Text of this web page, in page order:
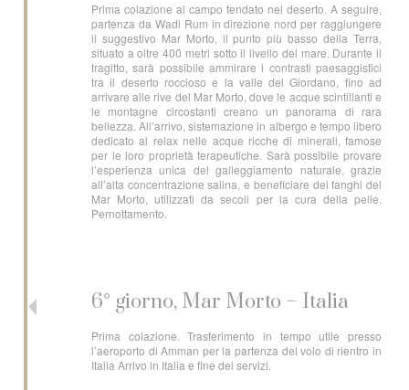
Prima colazione al campo tendato nel deserto. A seguire,
partenza da Wadi Rum in direzione nord per raggiungere
il suggestivo Mar Morto, il punto più basso della Terra,
situato a oltre 400 metri sotto il livello del mare. Durante il
tragitto, sarà possibile ammirare i contrasti paesaggistici
tra il deserto roccioso e la valle del Giordano, fino ad
arrivare alle rive del Mar Morto, dove le acque scintillanti e
le montagne circostanti creano un panorama di rara
bellezza. All’arrivo, sistemazione in albergo e tempo libero
dedicato al relax nelle acque ricche di minerali, famose
per le loro proprietà terapeutiche. Sarà possibile provare
l’esperienza unica del galleggiamento naturale, grazie
all’alta concentrazione salina, e beneficiare dei fanghi del
Mar Morto, utilizzati da secoli per la cura della pelle.
Pernottamento.
6° giorno, Mar Morto – Italia
Prima colazione. Trasferimento in tempo utile presso
l’aeroporto di Amman per la partenza del volo di rientro in
Italia Arrivo in Italia e fine dei servizi.